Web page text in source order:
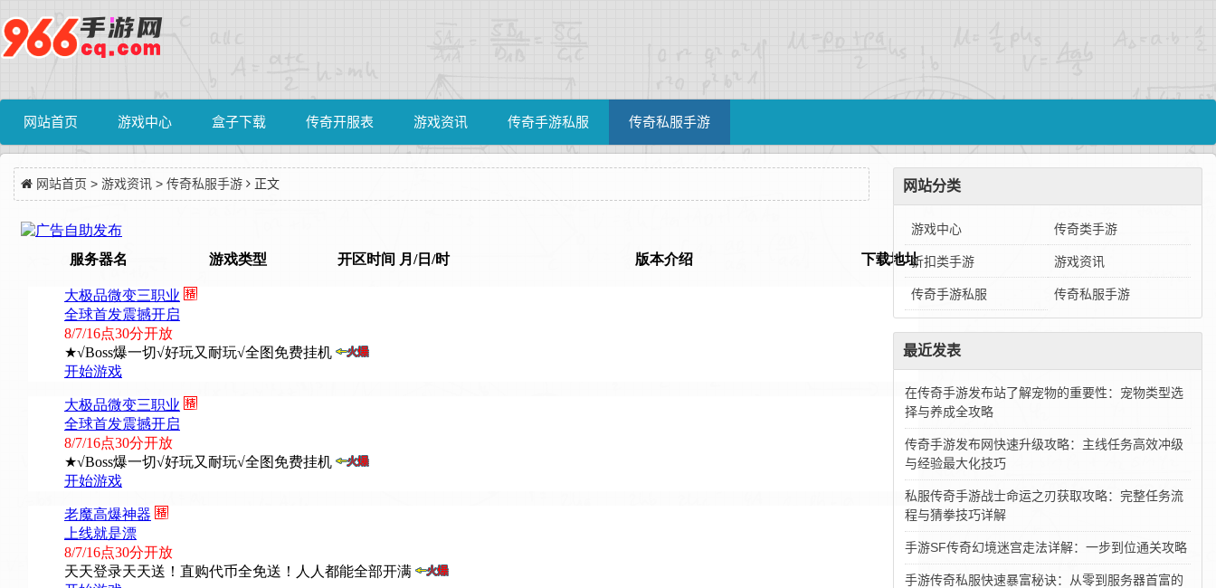
网站首页 游戏中心 盒子下载 传奇开服表 游戏资讯 传奇手游私服 传奇私服手游
网站首页 > 游戏资讯 > 传奇私服手游 正文 网站分类
游戏中心 传奇类手游
折扣类手游 游戏资讯
传奇手游私服 传奇私服手游
最近发表
在传奇手游发布站了解宠物的重要性：宠物类型选
择与养成全攻略
传奇手游发布网快速升级攻略：主线任务高效冲级
与经验最大化技巧
私服传奇手游战士命运之刃获取攻略：完整任务流
程与猜拳技巧详解
手游SF传奇幻境迷宫走法详解：一步到位通关攻略
手游传奇私服快速暴富秘诀：从零到服务器首富的